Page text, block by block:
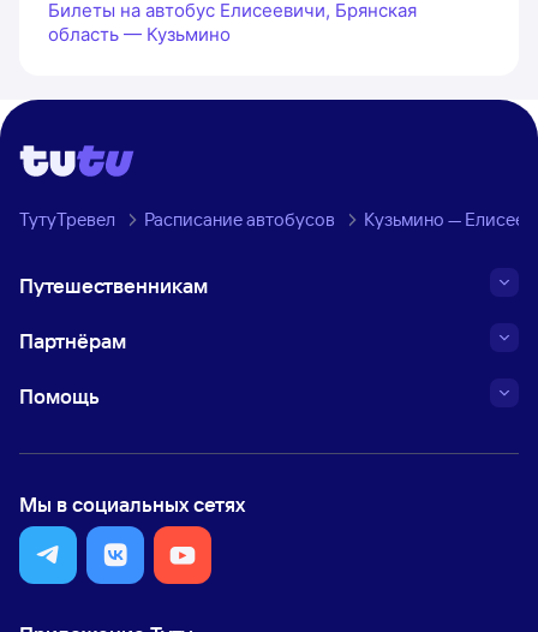
Билеты на автобус Елисеевичи, Брянская
область — Кузьмино
ТутуТревел Расписание автобусов Кузьмино —
Путешественникам
Партнёрам
Помощь
Мы в социальных сетях